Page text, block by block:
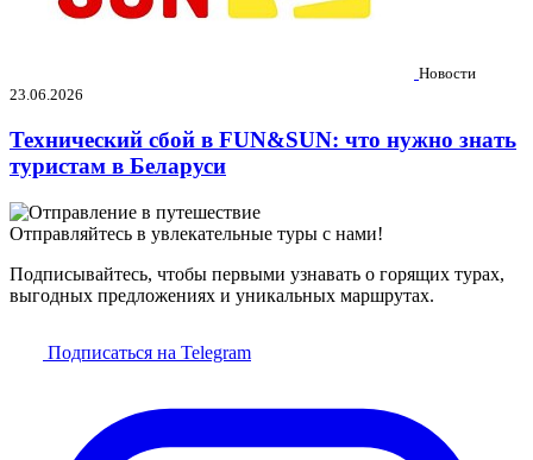
Новости
23.06.2026
Технический сбой в FUN&SUN: что нужно знать
туристам в Беларуси
Отправляйтесь в увлекательные туры с нами!
Подписывайтесь, чтобы первыми узнавать о горящих турах,
выгодных предложениях и уникальных маршрутах.
Подписаться на Telegram